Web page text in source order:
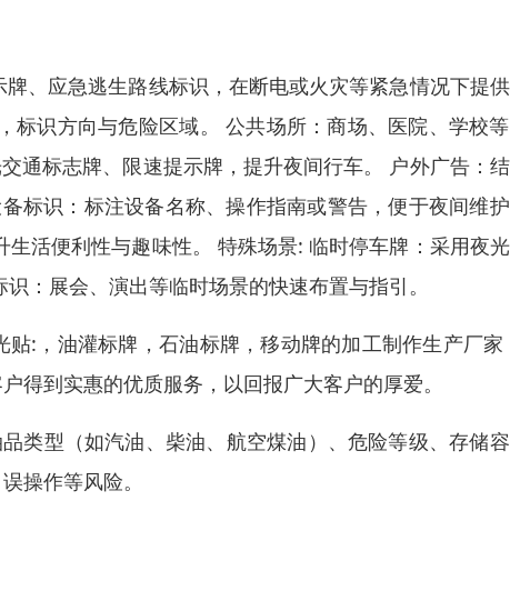
、应急逃生路线标识，在断电或火灾等紧急情况下提
识方向与危险区域。 公共场所：商场、医院、学校
通标志牌、限速提示牌，提升夜间行车。 户外广告：
标识：标注设备名称、操作指南或警告，便于夜间维
活便利性与趣味性。 特殊场景: 临时停车牌：采用夜
：展会、演出等临时场景的快速布置与指引。
:，油灌标牌，石油标牌，移动牌的加工制作生产厂家
得到实惠的优质服务，以回报广大客户的厚爱。
类型（如汽油、柴油、航空煤油）、危险等级、存储
操作等风险。